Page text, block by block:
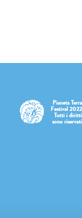
Pianeta Terra
Festival 2022
Tutti i diritti
sono riservati